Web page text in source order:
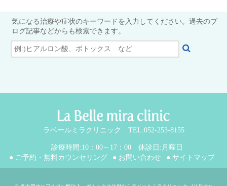
気になる治療や症状のキーワードを入力してください。過去のブ
ログ記事などからも検索できます。
ラベールミラクリニック TEL:052-253-8155
診療時間:10：00～17：00 休診日:月曜日
● ご予約・無料カウンセリング
● お問い合わせ ● サイトマップ